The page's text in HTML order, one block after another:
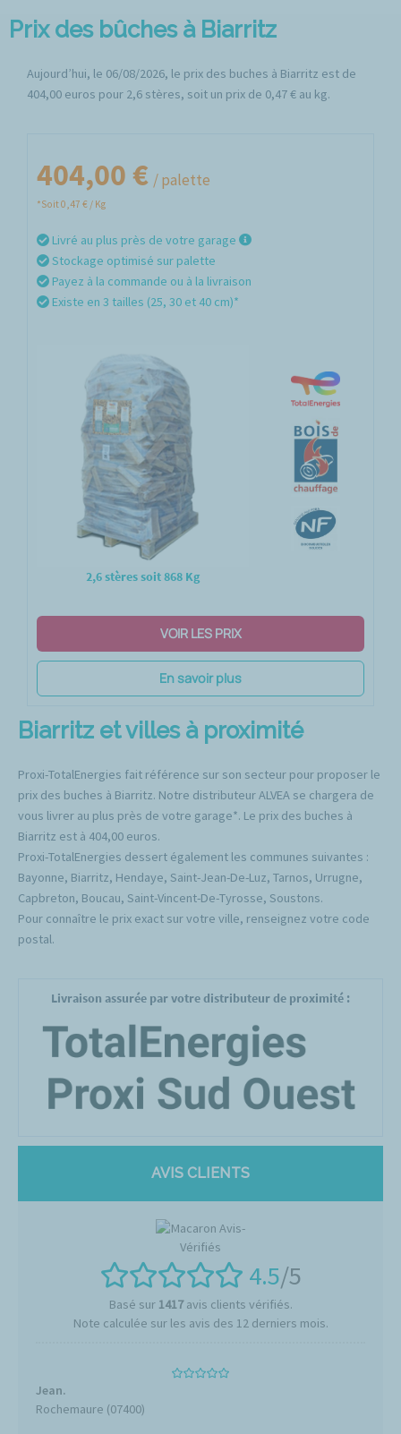
Prix des bûches à Biarritz
Aujourd’hui, le 06/08/2026, le prix des buches à Biarritz est de
404,00 euros pour 2,6 stères, soit un prix de 0,47 € au kg.
2,6 stères soit 868 Kg
404,00 € / palette
*Soit 0,47 € / Kg
Livré au plus près de votre garage
Stockage optimisé sur palette
Payez à la commande ou à la livraison
Existe en 3 tailles (25, 30 et 40 cm)*
VOIR LES PRIX
En savoir plus
Biarritz et villes à proximité
Proxi-TotalEnergies fait référence sur son secteur pour proposer le
prix des buches à Biarritz. Notre distributeur ALVEA se chargera de
vous livrer au plus près de votre garage*. Le prix des buches à
Biarritz est à 404,00 euros.
Proxi-TotalEnergies dessert également les communes suivantes :
Bayonne, Biarritz, Hendaye, Saint-Jean-De-Luz, Tarnos, Urrugne,
Capbreton, Boucau, Saint-Vincent-De-Tyrosse, Soustons.
Pour connaître le prix exact sur votre ville, renseignez votre code
postal.
Livraison assurée par votre distributeur de proximité :
AVIS CLIENTS
4.5/5
Basé sur 1417avis clients vérifiés.
Note calculée sur les avis des 12 derniers mois.
Jean.
Rochemaure (07400)